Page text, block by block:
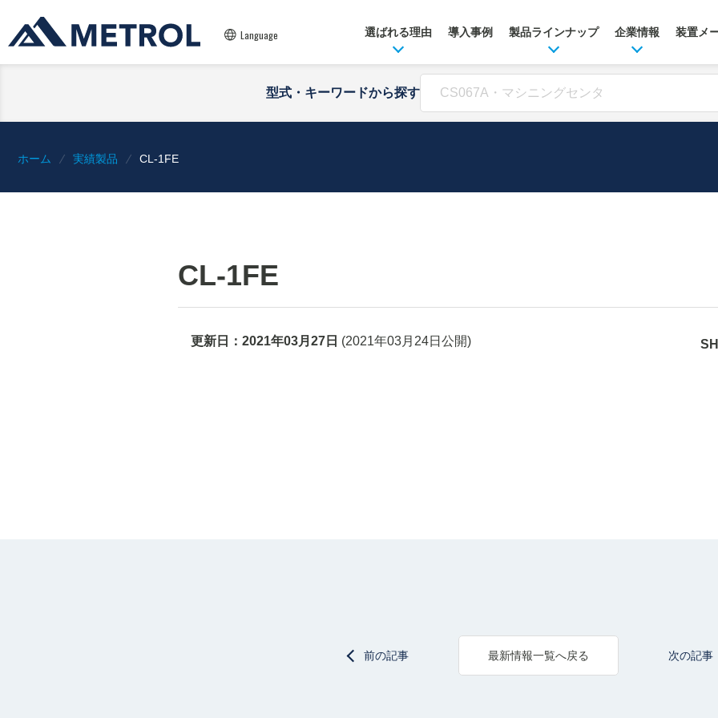
Language 選ばれる理由 導入事例 製品ラインナップ 企業情報 装置メ
型式・キーワードから探す
ホーム 実績製品 CL-1FE
CL-1FE
更新日： 2021年03月27日 (2021年03月24日 公開)
前の記事 最新情報一覧へ戻る 次の記事